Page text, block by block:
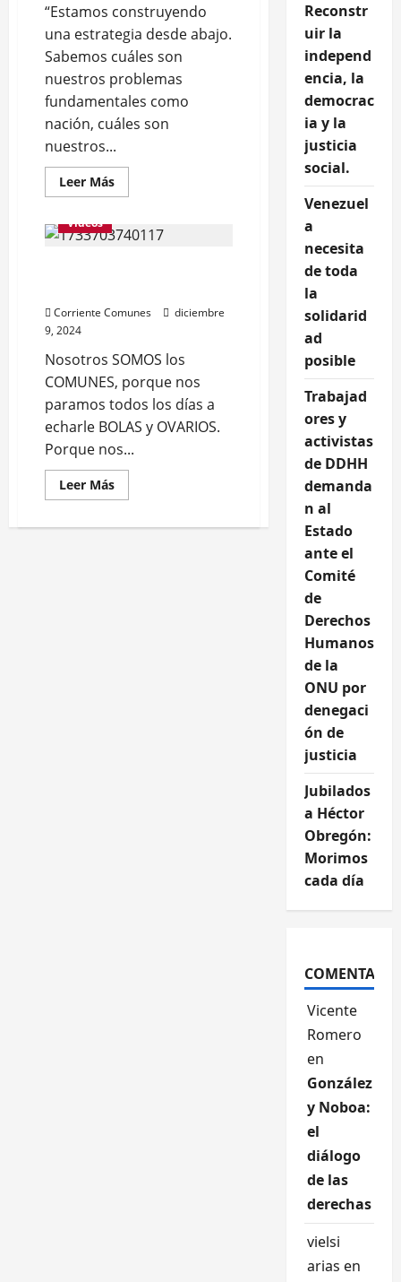
“Estamos construyendo
una estrategia desde abajo.
Sabemos cuáles son
nuestros problemas
fundamentales como
nación, cuáles son
nuestros...
Leer MásLeer
más
Nace
COMUNES,
izquierda
popular
Nota
de
Prensa)
Videos
Corriente Comunes
diciembre
9, 2024
Nosotros SOMOS los
COMUNES, porque nos
paramos todos los días a
echarle BOLAS y OVARIOS.
Porque nos...
Leer MásLeer
más
Porque
Reconstr
uir la
independ
encia, la
democrac
ia y la
justicia
social.
Venezuel
a
necesita
de toda
la
solidarid
ad
posible
Trabajad
ores y
activistas
de DDHH
demanda
n al
Estado
ante el
Comité
de
Derechos
Humanos
de la
ONU por
denegaci
ón de
justicia
Jubilados
a Héctor
Obregón:
Morimos
cada día
Vicente
Romero
en
González
y Noboa:
el
diálogo
de las
derechas
vielsi
arias en